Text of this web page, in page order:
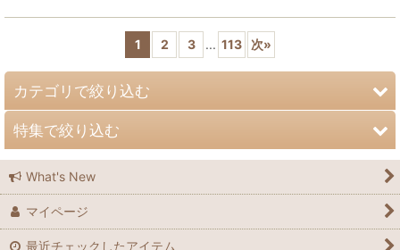
1 2 3 ... 113 次»
カテゴリで絞り込む
ヨーロピアンヴィンテージ
アメリカンヴィンテージ
ヴィンテージブレード、トリム
特集で絞り込む
ヴィンテージ
ラメゾンブランシュ広島
What's New
マイページ
最近チェックしたアイテム